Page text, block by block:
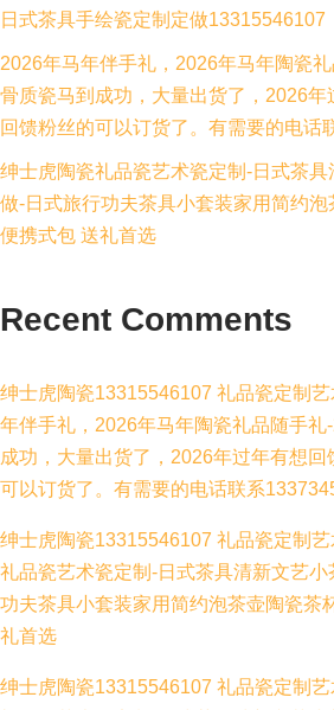
日式茶具手绘瓷定制定做13315546107
2026年马年伴手礼，2026年马年陶瓷
骨质瓷马到成功，大量出货了，2026年
回馈粉丝的可以订货了。有需要的电话
绅士虎陶瓷礼品瓷艺术瓷定制-日式茶
做-日式旅行功夫茶具小套装家用简约
便携式包 送礼首选
Recent Comments
绅士虎陶瓷13315546107 礼品瓷定制艺
年伴手礼，2026年马年陶瓷礼品随手礼
成功，大量出货了，2026年过年有想
可以订货了。有需要的电话联系
绅士虎陶瓷13315546107 礼品瓷定制艺
礼品瓷艺术瓷定制-日式茶具清新文艺
功夫茶具小套装家用简约泡茶壶陶瓷茶
礼首选
绅士虎陶瓷13315546107 礼品瓷定制艺